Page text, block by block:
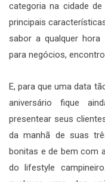
categoria na cidade
principais
sabor a qualquer
para negócios,
E, para que uma data
aniversário fique
presentear seus
da manhã de suas
bonitas e de bem com
do lifestyle